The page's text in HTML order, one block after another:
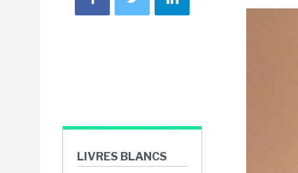
LIVRES BLANCS